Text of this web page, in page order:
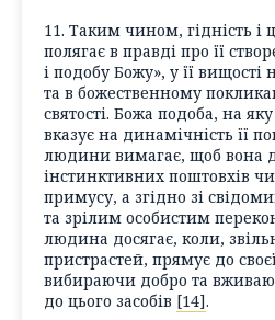
11. Таким чином, гідність і
полягає в правді про її
і подобу Божу», у її
та в божественному
святості. Божа подоба, на
вказує на динамічність її
людини вимагає, щоб вона
інстинктивних поштовхів
примусу, а згідно зі
та зрілим особистим
людина досягає, коли,
пристрастей, прямує до
вибираючи добро та
до цього засобів [14].